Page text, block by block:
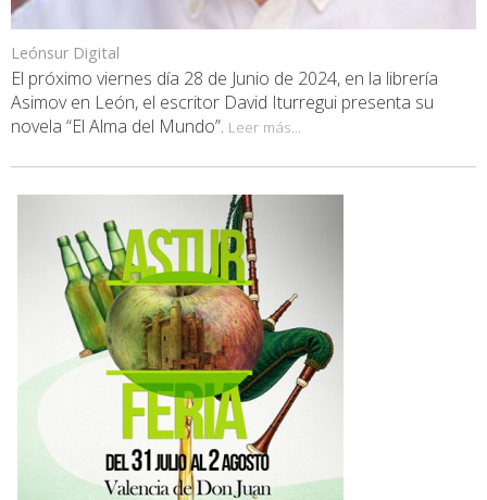
Leónsur Digital
El próximo viernes día 28 de Junio de 2024, en la librería
Asimov en León, el escritor David Iturregui presenta su
novela “El Alma del Mundo”. Leer más...